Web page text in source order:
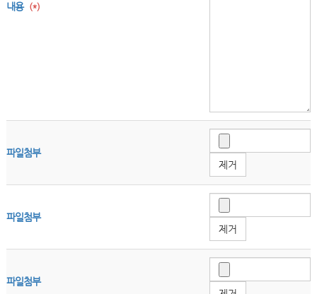
내용 (*)
파일첨부
제거
파일첨부
제거
파일첨부